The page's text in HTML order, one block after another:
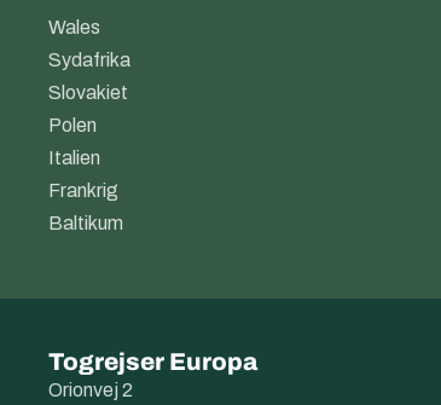
Wales
Sydafrika
Slovakiet
Polen
Italien
Frankrig
Baltikum
Togrejser Europa
Orionvej 2